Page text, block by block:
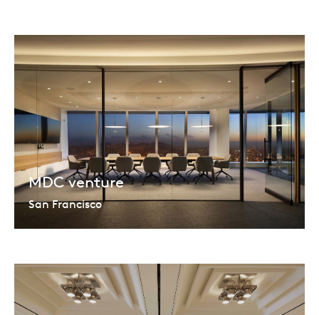
MDC venture
San Francisco